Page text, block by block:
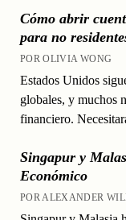
Cómo abrir
para no
POR OLIVIA WONG
Estados Unidos
globales, y muchos
financiero.
Singapur y
Económico
POR ALEXANDER